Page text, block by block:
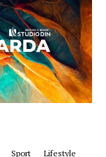
Sport Lifestyle